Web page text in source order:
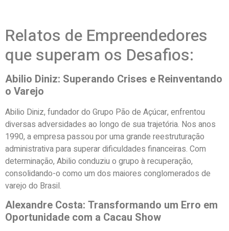
Relatos de Empreendedores
que superam os Desafios:
Abilio Diniz: Superando Crises e Reinventando
o Varejo
Abilio Diniz, fundador do Grupo Pão de Açúcar, enfrentou
diversas adversidades ao longo de sua trajetória. Nos anos
1990, a empresa passou por uma grande reestruturação
administrativa para superar dificuldades financeiras. Com
determinação, Abilio conduziu o grupo à recuperação,
consolidando-o como um dos maiores conglomerados de
varejo do Brasil.
Alexandre Costa: Transformando um Erro em
Oportunidade com a Cacau Show